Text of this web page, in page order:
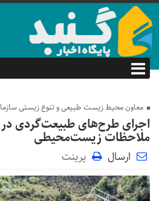
معاون محیط زیست طبیعی و تنوع زیستی
اجرای طرح‌های طبیعت‌گردی در
ملاحظات زیست‌محیطی
ارسال پرینت